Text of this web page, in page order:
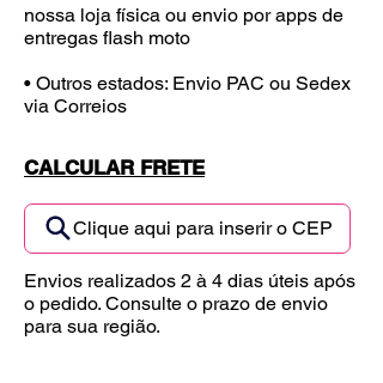
nossa loja física ou envio por apps de
entregas flash moto
• Outros estados: Envio PAC ou Sedex
via Correios
CALCULAR FRETE
Clique aqui para inserir o CEP
Envios realizados 2 à 4 dias úteis após
o pedido. Consulte o prazo de envio
para sua região.